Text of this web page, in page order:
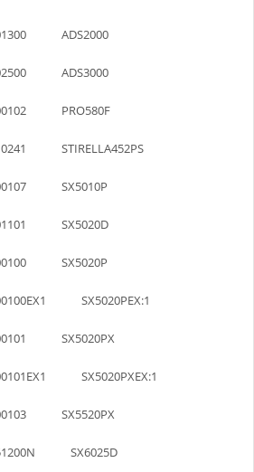
ADS2000
ADS3000
PRO580F
STIRELLA452PS
SX5010P
SX5020D
SX5020P
SX5020PEX:1
SX5020PX
SX5020PXEX:1
SX5520PX
SX6025D